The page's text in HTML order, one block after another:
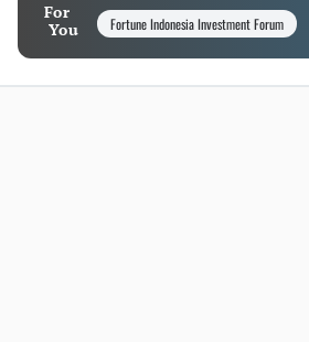
For
You
Fortune Indonesia Investment Forum